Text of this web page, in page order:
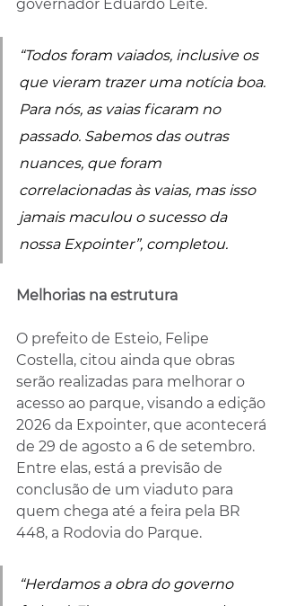
governador Eduardo Leite.
“Todos foram vaiados, inclusive os
que vieram trazer uma notícia boa.
Para nós, as vaias ficaram no
passado. Sabemos das outras
nuances, que foram
correlacionadas às vaias, mas isso
jamais maculou o sucesso da
nossa Expointer”, completou.
Melhorias na estrutura
O prefeito de Esteio, Felipe
Costella, citou ainda que obras
serão realizadas para melhorar o
acesso ao parque, visando a edição
2026 da Expointer, que acontecerá
de 29 de agosto a 6 de setembro.
Entre elas, está a previsão de
conclusão de um viaduto para
quem chega até a feira pela BR
448, a Rodovia do Parque.
“Herdamos a obra do governo